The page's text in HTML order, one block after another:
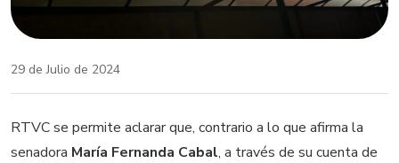
29 de Julio de 2024
RTVC se permite aclarar que, contrario a lo que afirma la
senadora María Fernanda Cabal, a través de su cuenta de